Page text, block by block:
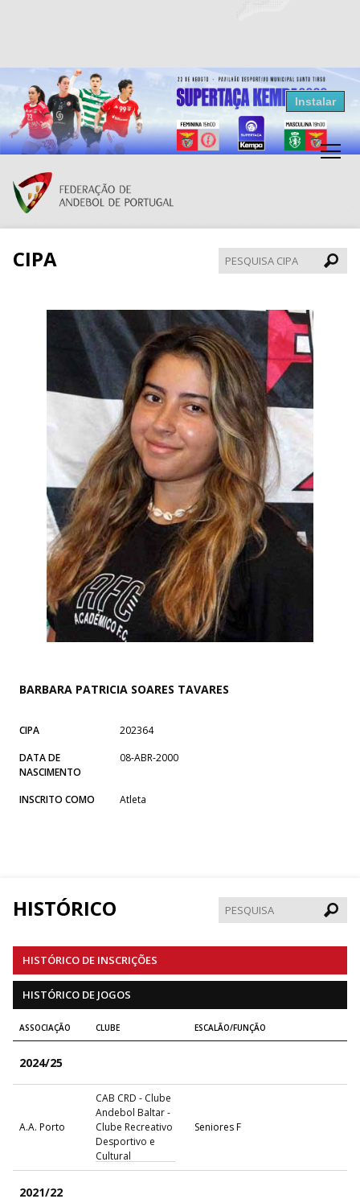
Resultados Andebol
Federação de Andebol de Portugal
Grátis - Disponivel na Play Store
Instalar
CIPA
CIPA
BARBARA PATRICIA SOARES TAVARES
CIPA
202364
DATA DE
NASCIMENTO
08-ABR-2000
INSCRITO COMO Atleta
HISTÓRICO
HISTÓRICO DE INSCRIÇÕES
HISTÓRICO DE JOGOS
ASSOCIAÇÃO CLUBE ESCALÃO/FUNÇÃO
2024/25
A.A. Porto
CAB CRD - Clube
Andebol Baltar -
Clube Recreativo
Desportivo e
Cultural
Seniores F
2021/22